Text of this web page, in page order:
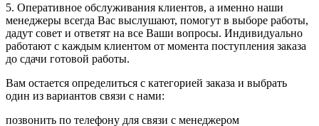
5. Оперативное обслуживания клиентов, а именно наши
менеджеры всегда Вас выслушают, помогут в выборе работы,
дадут совет и ответят на все Ваши вопросы. Индивидуально
работают с каждым клиентом от момента поступления заказа
до сдачи готовой работы.
Вам остается определиться с категорией заказа и выбрать
один из вариантов связи с нами:
позвонить по телефону для связи с менеджером